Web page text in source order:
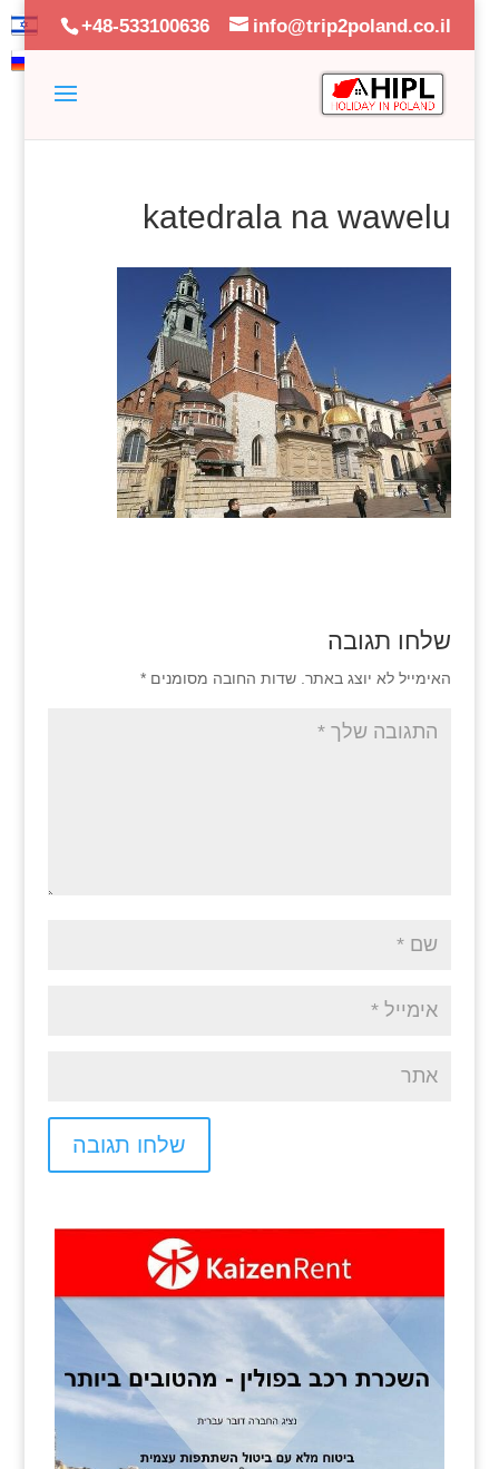
+48-533100636 info@trip2poland.co.il
katedrala na wawelu
שלחו תגובה
האימייל לא יוצג באתר. שדות החובה מסומנים *